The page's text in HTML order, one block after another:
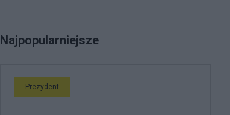
Najpopularniejsze
Prezydent